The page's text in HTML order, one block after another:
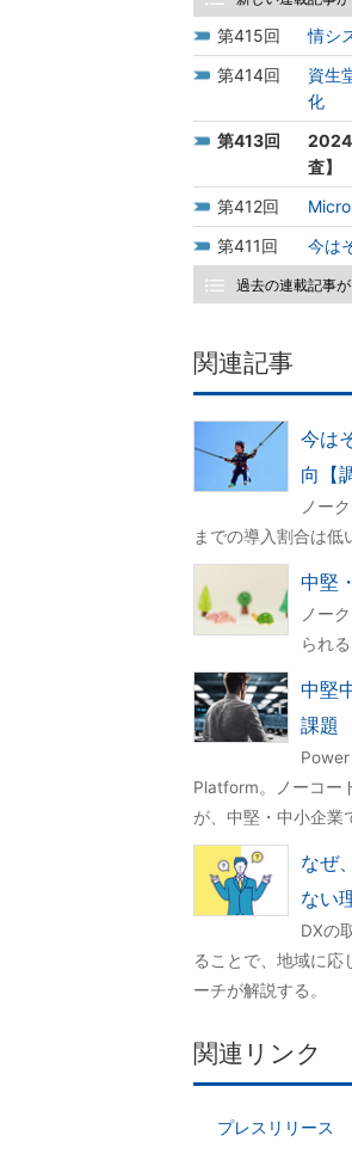
415
情シ
414
資生
化
413
2024
査】
412
411
今は
過去の連載記事
関連記事
今は
向【
ノー
までの導入割合は低
中堅
ノー
られ
中堅
課題
Platform。ノーコー
が、中堅・中小企業
なぜ
ない
DXの
ることで、地域に応
ーチが解説する。
関連リンク
プレスリリース